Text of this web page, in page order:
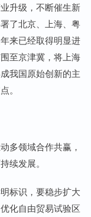
升级，不断催生新
了北京、上海、粤
来已经取得明显进
至京津冀，将上海
我国原始创新的主
。
领域合作共赢，
续发展。
标识，要稳步扩大
化自由贸易试验区